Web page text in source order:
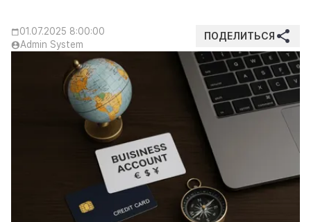
01.07.2025 8:00:00
Admin System
ПОДЕЛИТЬСЯ